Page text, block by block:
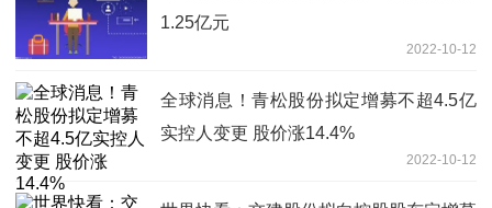
1.25亿元
2022-10-12
全球消息！青松股份拟定增募不超4.5亿
实控人变更 股价涨14.4%
2022-10-12